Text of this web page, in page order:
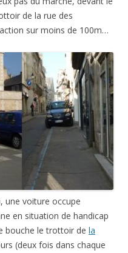
de la rue des
sur moins de 100m…
une voiture occupe
en situation de handicap
bouche le trottoir de la
(deux fois dans chaque